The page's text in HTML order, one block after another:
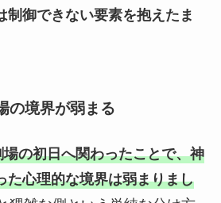
制御できない要素を抱えたま
の境界が弱まる
の初日へ関わったことで、神
た心理的な境界は弱まりまし